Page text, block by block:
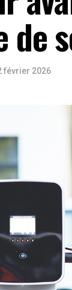
février 2026